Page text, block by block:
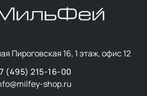
факторов
в областиклеточной
медицины
Trigger Factor Complex™
Пироговская 16, 1 этаж, офис 12
(495) 215-16-00
shop.ru